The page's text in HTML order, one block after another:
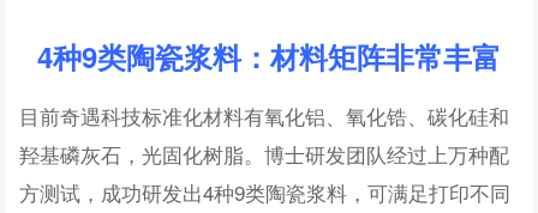
4种9类陶瓷浆料：材料矩阵非常丰富
目前奇遇科技标准化材料有氧化铝、氧化锆、碳化硅和
羟基磷灰石，光固化树脂。博士研发团队经过上万种配
方测试，成功研发出4种9类陶瓷浆料，可满足打印不同